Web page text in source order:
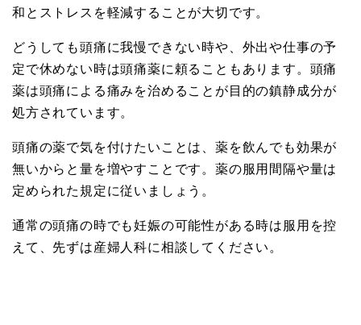
和とストレスを軽減することが大切です。
どうしても頭痛に我慢できない時や、外出や仕事の予
定で休めない時は頭痛薬に頼ることもあります。頭痛
薬は頭痛による痛みを治めることが目的の鎮静成分が
処方されています。
頭痛の薬で気を付けたいことは、薬を飲んでも効果が
無いからと量を増やすことです。薬の服用間隔や量は
定められた規定に従いましょう。
通常の頭痛の時でも妊娠の可能性がある時は服用を控
えて、先ずは産婦人科に相談してください。